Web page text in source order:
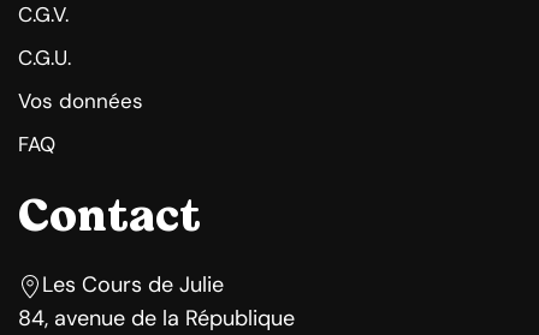
C.G.V.
C.G.U.
Vos données
FAQ
Contact
Les Cours de Julie
84, avenue de la République